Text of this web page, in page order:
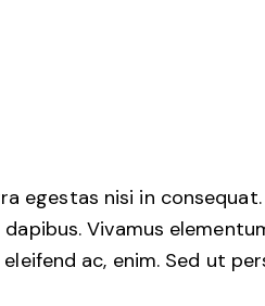
egestas nisi in
Vivamus
ac, enim. Sed ut